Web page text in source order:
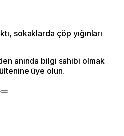
anında bilgi sahibi olmak
üye olun.